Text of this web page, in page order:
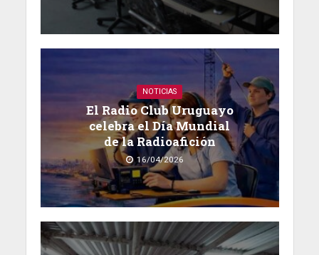
NOTICIAS
El Radio Club Uruguayo
celebra el Día Mundial
de la Radioafición
16/04/2026